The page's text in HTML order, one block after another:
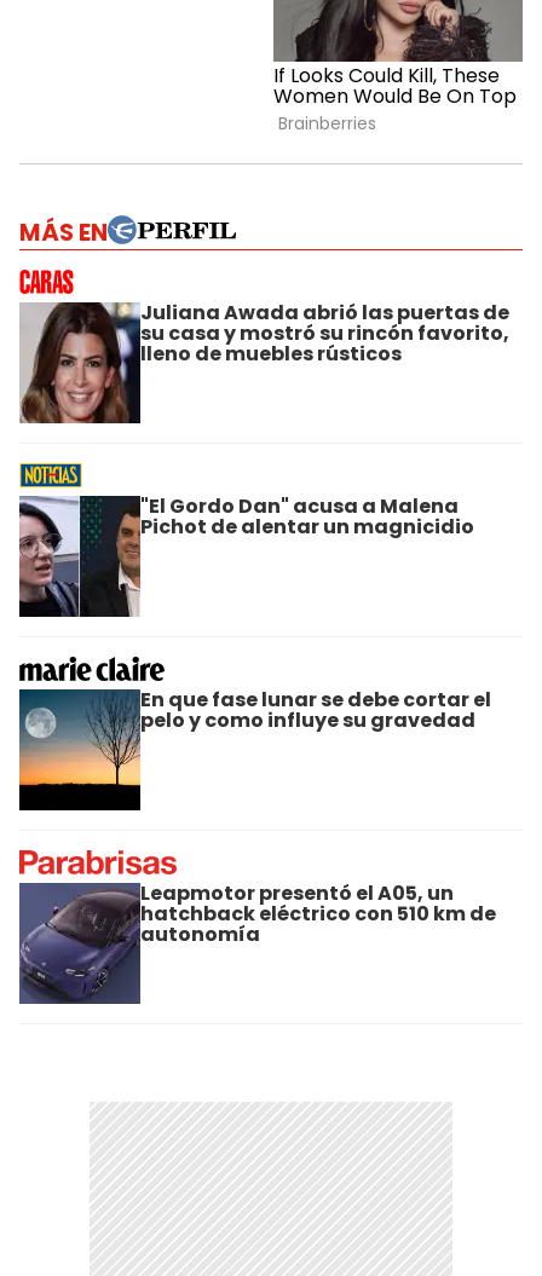
MÁS EN
Juliana Awada abrió las puertas de
su casa y mostró su rincón favorito,
lleno de muebles rústicos
"El Gordo Dan" acusa a Malena
Pichot de alentar un magnicidio
En que fase lunar se debe cortar el
pelo y como influye su gravedad
Leapmotor presentó el A05, un
hatchback eléctrico con 510 km de
autonomía